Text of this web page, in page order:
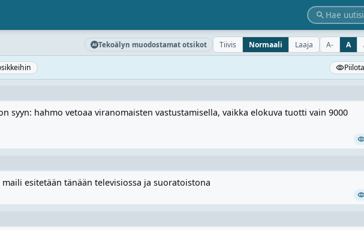
Hae
Tekoälyn muodostamat otsikot Tiivis Normaali Laaja A- A
Piilota
syyn: hahmo vetoaa viranomaisten vastustamisella, vaikka elokuva tuotti vain 9000
esitetään tänään televisiossa ja suoratoistona